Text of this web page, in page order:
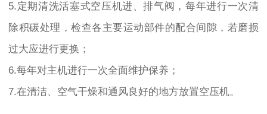
5.定期清洗活塞式空压机进、排气阀，每年进行一次清
除积碳处理，检查各主要运动部件的配合间隙，若磨损
过大应进行更换；
6.每年对主机进行一次全面维护保养；
7.在清洁、空气干燥和通风良好的地方放置空压机。